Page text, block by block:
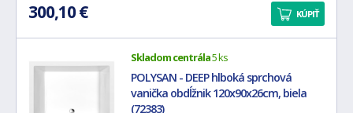
300,10 € KÚPIŤ
Skladom centrála5 ks
POLYSAN - DEEP hlboká sprchová
vanička obdĺžnik 120x90x26cm, biela
(72383)